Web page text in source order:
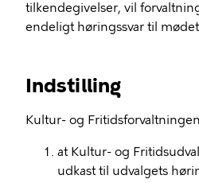
tilkendegivelser, vil
endeligt høringssvar til
Indstilling
Kultur- og
at Kultur- og
udkast til udvalgets